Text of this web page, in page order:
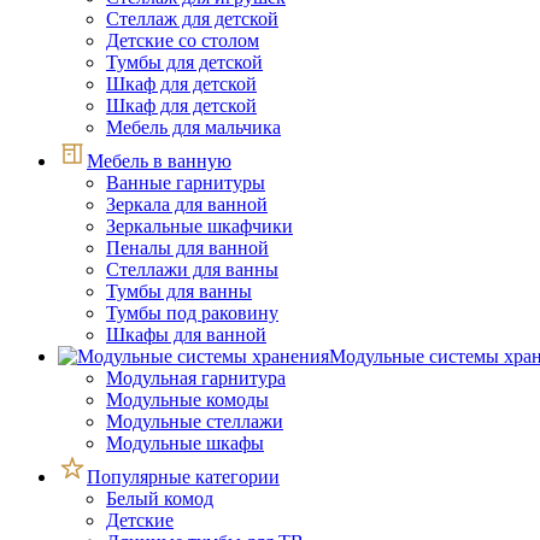
Стеллаж для детской
Детские со столом
Тумбы для детской
Шкаф для детской
Шкаф для детской
Мебель для мальчика
Мебель в ванную
Ванные гарнитуры
Зеркала для ванной
Зеркальные шкафчики
Пеналы для ванной
Стеллажи для ванны
Тумбы для ванны
Тумбы под раковину
Шкафы для ванной
Модульные системы
Модульная гарнитура
Модульные комоды
Модульные стеллажи
Модульные шкафы
Популярные категории
Белый комод
Детские